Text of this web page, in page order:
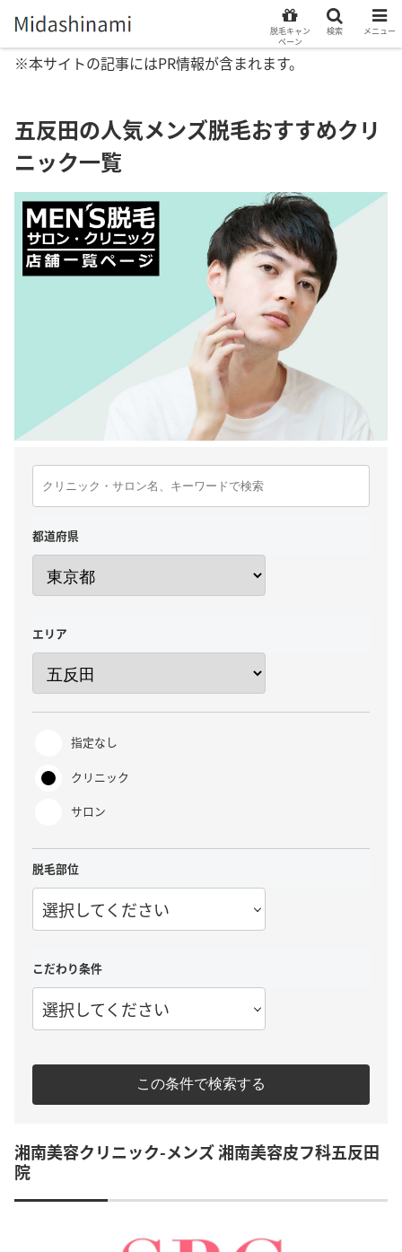
※本サイトの記事にはPR情報が含まれます。
五反田の人気メンズ脱毛おすすめクリ
ニック一覧
都道府県
エリア
指定なし
クリニック
サロン
脱毛部位
選択してください
こだわり条件
選択してください
この条件で検索する
湘南美容クリニック-メンズ 湘南美容皮フ科五反田
院
脱毛キャン
ペーン
検索 メニュー